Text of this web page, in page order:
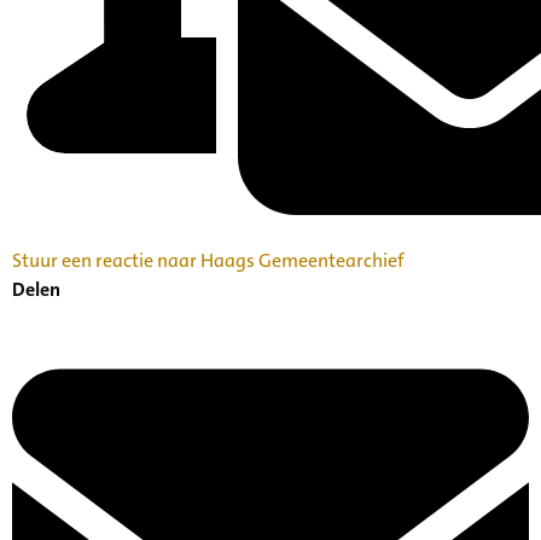
Stuur een reactie naar Haags Gemeentearchief
Delen